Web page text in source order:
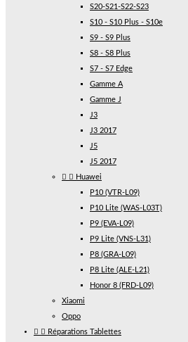
S20-S21-S22-S23
S10 - S10 Plus - S10e
S9 - S9 Plus
S8 - S8 Plus
S7 - S7 Edge
Gamme A
Gamme J
J3
J3 2017
J5
J5 2017
  Huawei
P10 (VTR-L09)
P10 Lite (WAS-L03T)
P9 (EVA-L09)
P9 Lite (VNS-L31)
P8 (GRA-L09)
P8 Lite (ALE-L21)
Honor 8 (FRD-L09)
Xiaomi
Oppo
  Réparations Tablettes